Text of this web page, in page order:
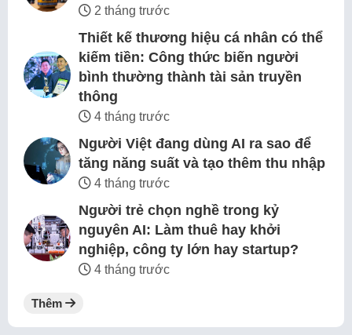
2 tháng trước
Thiết kế thương hiệu cá nhân có thể
kiếm tiền: Công thức biến người
bình thường thành tài sản truyền
thông
4 tháng trước
Người Việt đang dùng AI ra sao để
tăng năng suất và tạo thêm thu nhập
4 tháng trước
Người trẻ chọn nghề trong kỷ
nguyên AI: Làm thuê hay khởi
nghiệp, công ty lớn hay startup?
4 tháng trước
Thêm